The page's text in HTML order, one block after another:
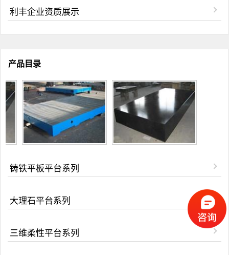
利丰企业资质展示
产品目录
铸铁平板平台系列
大理石平台系列
三维柔性平台系列